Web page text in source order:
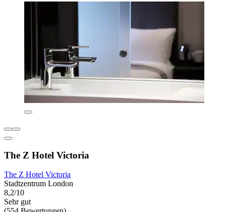
The Z Hotel Victoria
The Z Hotel Victoria
Stadtzentrum London
8,2/10
Sehr gut